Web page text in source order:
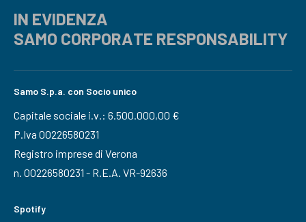
IN EVIDENZA
SAMO CORPORATE RESPONSABILITY
Samo S.p.a. con Socio unico
Capitale sociale i.v.: 6.500.000,00 €
P.Iva 00226580231
Registro imprese di Verona
n. 00226580231 - R.E.A. VR-92636
Spotify